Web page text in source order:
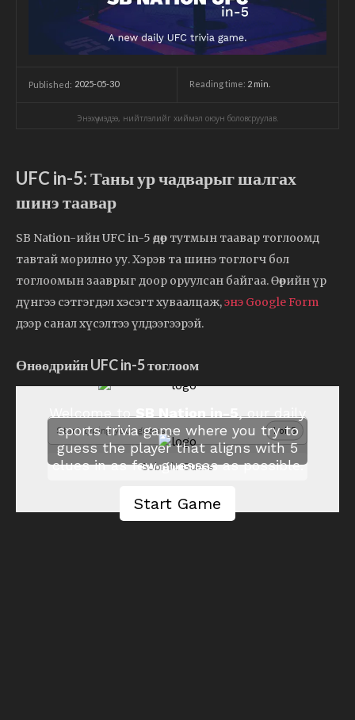
Published: 2025-05-30 Reading time: 2 min.
Энэхүү мэдээ, нийтлэлийг хиймэл оюун боловсруулав.
UFC in-5: Таны ур чадварыг шалгах
шинэ таавар
SB Nation-ийн UFC in-5 өдөр тутмын таавар тоглоомд
тавтай морилно уу. Хэрэв та шинэ тоглогч бол
тоглоомын зааврыг доор оруулсан байгаа. Өөрийн үр
дүнгээ сэтгэгдэл хэсэгт хуваалцаж,энэ Google Form
дээр санал хүсэлтээ үлдээгээрэй.
Өнөөдрийн UFC in-5 тоглоом